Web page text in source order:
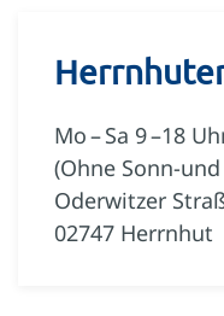
Mo – Sa 9 –18
(Ohne Sonn-
Oderwitzer
02747 Herrnhut